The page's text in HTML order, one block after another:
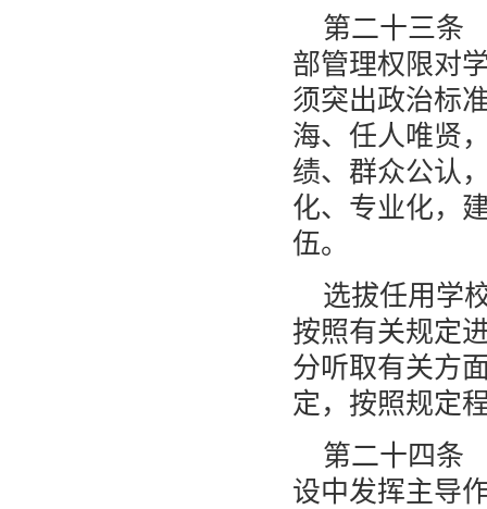
第二十三条
部管理权限对
须突出政治标
海、任人唯贤
绩、群众公认
化、专业化，
伍。
选拔任用学
按照有关规定
分听取有关方
定，按照规定
第二十四条
设中发挥主导